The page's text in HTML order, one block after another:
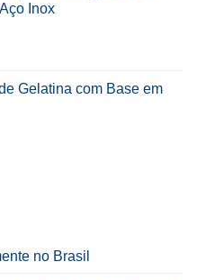
Inox
Gelatina com Base em
no Brasil